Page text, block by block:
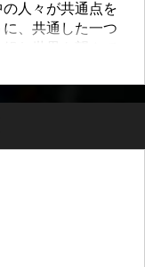
人々が共通点を
、共通した一つ
ら橋を築く方法
）